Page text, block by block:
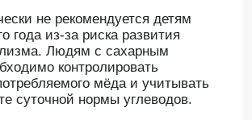
не рекомендуется детям
года из-за риска развития
Людям с сахарным
контролировать
мёда и учитывать
суточной нормы углеводов.